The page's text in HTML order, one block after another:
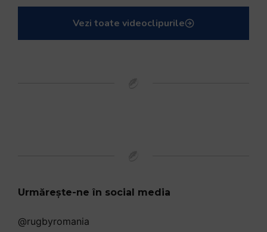
Vezi toate videoclipurile
Urmărește-ne în social media
@rugbyromania